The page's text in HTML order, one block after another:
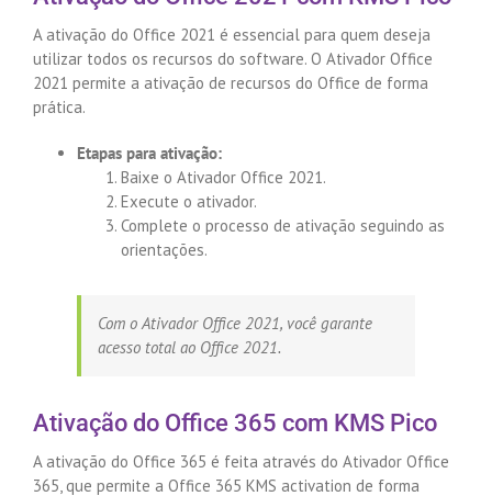
A ativação do Office 2021 é essencial para quem deseja
utilizar todos os recursos do software. O Ativador Office
2021 permite a ativação de recursos do Office de forma
prática.
Etapas para ativação:
Baixe o Ativador Office 2021.
Execute o ativador.
Complete o processo de ativação seguindo as
orientações.
Com o Ativador Office 2021, você garante
acesso total ao Office 2021.
Ativação do Office 365 com KMS Pico
A ativação do Office 365 é feita através do Ativador Office
365, que permite a Office 365 KMS activation de forma